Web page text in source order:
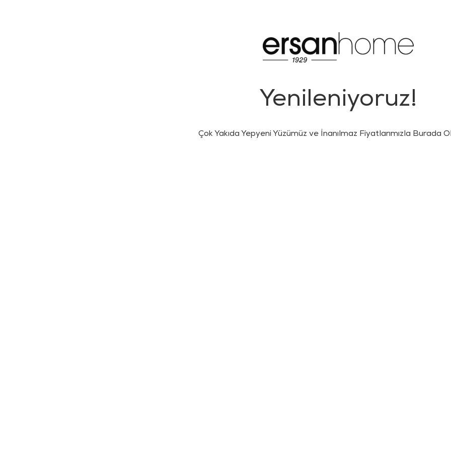
Yenileniyoruz!
Çok Yakıda Yepyeni Yüzümüz ve İnanılmaz Fiyatlarımızla Burada